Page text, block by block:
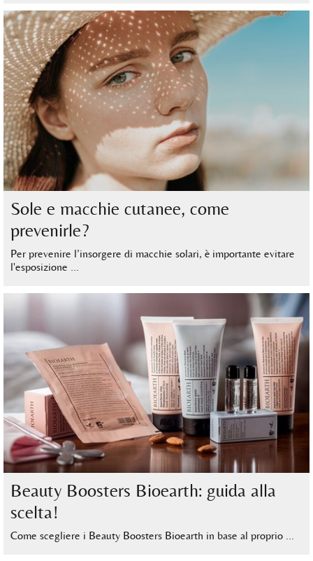
Sole e macchie cutanee, come
prevenirle?
Per prevenire l’insorgere di macchie solari, è importante evitare
l'esposizione …
Beauty Boosters Bioearth: guida alla
scelta!
Come scegliere i Beauty Boosters Bioearth in base al proprio …